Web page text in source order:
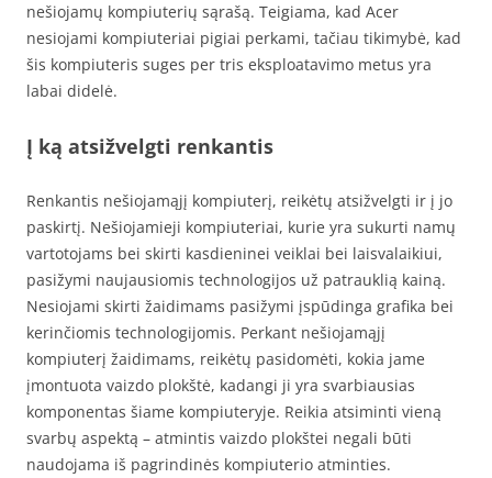
nešiojamų kompiuterių sąrašą. Teigiama, kad Acer
nesiojami kompiuteriai pigiai perkami, tačiau tikimybė, kad
šis kompiuteris suges per tris eksploatavimo metus yra
labai didelė.
Į ką atsižvelgti renkantis
Renkantis nešiojamąjį kompiuterį, reikėtų atsižvelgti ir į jo
paskirtį. Nešiojamieji kompiuteriai, kurie yra sukurti namų
vartotojams bei skirti kasdieninei veiklai bei laisvalaikiui,
pasižymi naujausiomis technologijos už patrauklią kainą.
Nesiojami skirti žaidimams pasižymi įspūdinga grafika bei
kerinčiomis technologijomis. Perkant nešiojamąjį
kompiuterį žaidimams, reikėtų pasidomėti, kokia jame
įmontuota vaizdo plokštė, kadangi ji yra svarbiausias
komponentas šiame kompiuteryje. Reikia atsiminti vieną
svarbų aspektą – atmintis vaizdo plokštei negali būti
naudojama iš pagrindinės kompiuterio atminties.